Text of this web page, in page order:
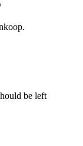
be left